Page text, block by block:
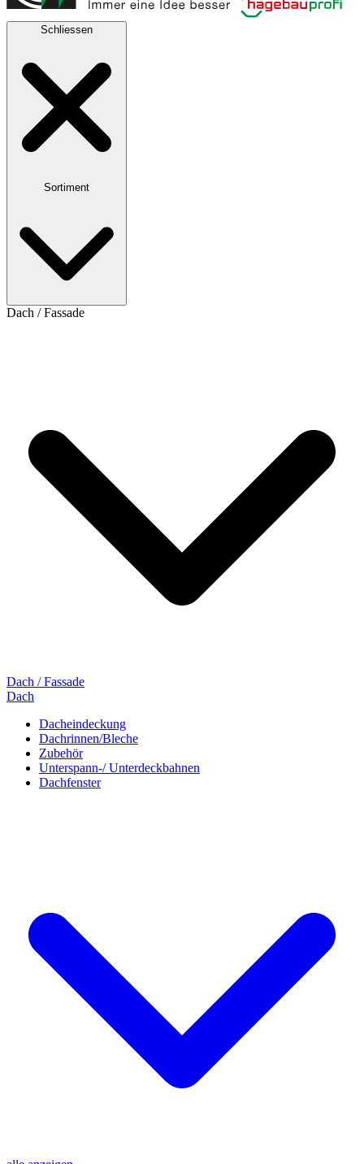
Schliessen
Sortiment
Dach / Fassade
Dach / Fassade
Dach
Dacheindeckung
Dachrinnen/Bleche
Zubehör
Unterspann-/ Unterdeckbahnen
Dachfenster